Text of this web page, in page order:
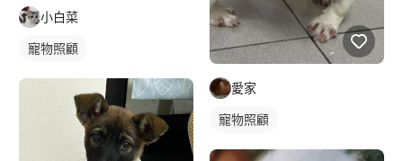
小白菜
寵物照顧
愛家
寵物照顧